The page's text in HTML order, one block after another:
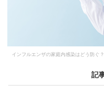
インフルエンザの家庭内感染はどう防ぐ
記